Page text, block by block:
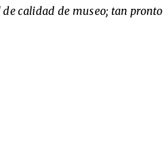
calidad de museo; tan pronto